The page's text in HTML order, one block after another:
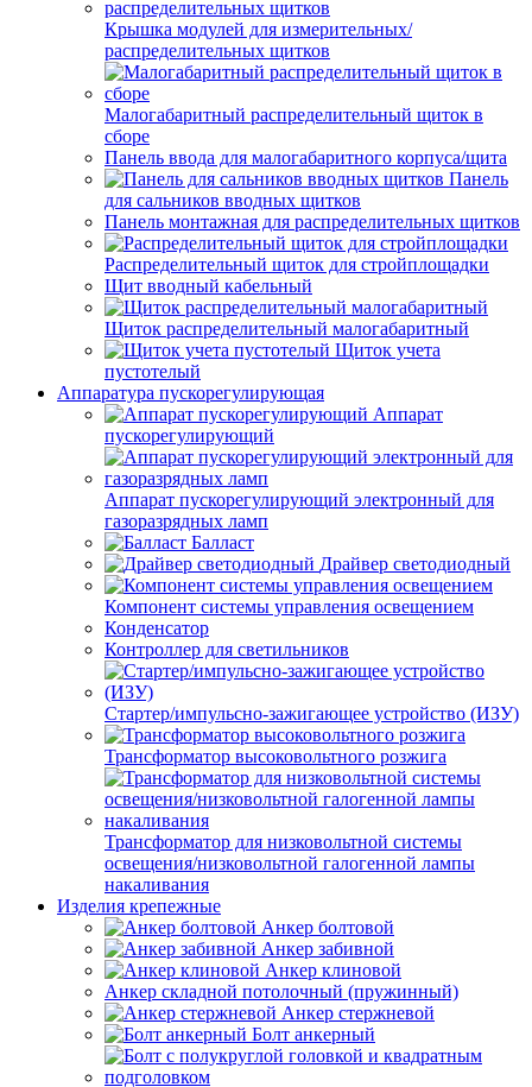
Крышка модулей для измерительных/
распределительных щитков
Малогабаритный распределительный щиток в
сборе
Панель ввода для малогабаритного корпуса/щита
Панель
для сальников вводных щитков
Панель монтажная для распределительных щитков
Распределительный щиток для стройплощадки
Щит вводный кабельный
Щиток распределительный малогабаритный
Щиток учета
пустотелый
Аппаратура пускорегулирующая
Аппарат
пускорегулирующий
Аппарат пускорегулирующий электронный для
газоразрядных ламп
Балласт
Драйвер светодиодный
Компонент системы управления освещением
Конденсатор
Контроллер для светильников
Стартер/импульсно-зажигающее устройство (ИЗУ)
Трансформатор высоковольтного розжига
Трансформатор для низковольтной системы
освещения/низковольтной галогенной лампы
накаливания
Изделия крепежные
Анкер болтовой
Анкер забивной
Анкер клиновой
Анкер складной потолочный (пружинный)
Анкер стержневой
Болт анкерный